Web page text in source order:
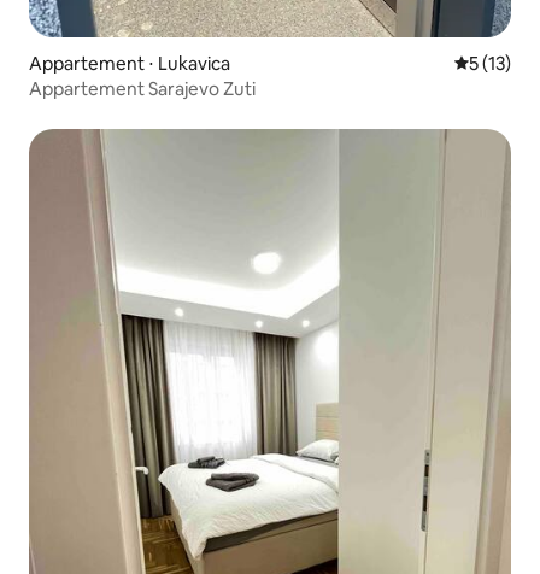
Appartement ⋅ Lukavica
5 (13)
Appartement Sarajevo Zuti